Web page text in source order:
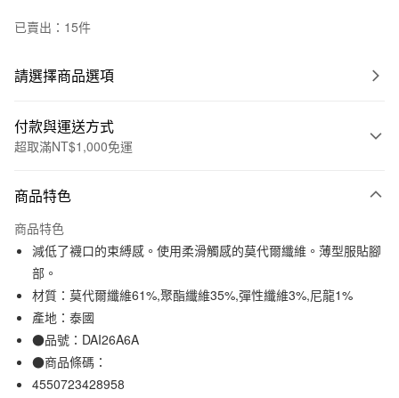
已賣出：15件
請選擇商品選項
付款與運送方式
超取滿NT$1,000免運
信用卡一次付款
信用卡分期付款
3 期 0 利率 每期
合作金庫商業銀行
第一商業銀行
華南商業銀行
上海商業儲蓄銀行
臺灣中小企業銀行
匯豐（台灣）商業銀行
超商取貨付款
LINE Pay
Apple Pay
商品特色
商品特色
減低了襪口的束縛感。使用柔滑觸感的莫代爾纖維。薄型服貼腳
部。
材質：莫代爾纖維61%,聚酯纖維35%,彈性纖維3%,尼龍1%
產地：泰國
●品號：DAI26A6A
●商品條碼：
4550723428958